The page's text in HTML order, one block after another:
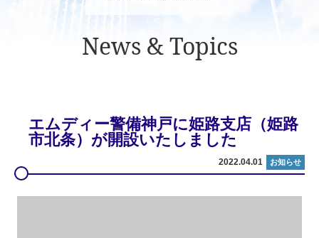
News & Topics
エムディー警備神戸に姫路支店（姫路
市北条）が開設いたしました
2022.04.01 お知らせ